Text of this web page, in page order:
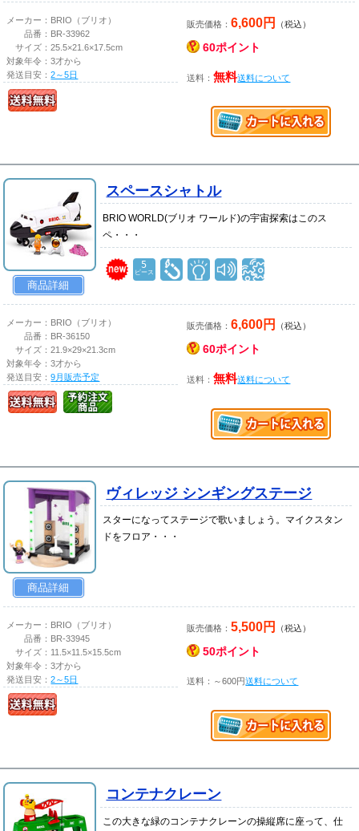
メーカー： BRIO（ブリオ）
品番： BR-33962
サイズ：25.5×21.6×17.5cm
対象年令：3才から
発送目安：2～5日
販売価格：6,600円 （税込）
60ポイント
送料：無料送料について
商品詳細
スペースシャトル
BRIO WORLD(ブリオ ワールド)の宇宙探索はこのス
ペ・・・
5
ピース
メーカー： BRIO（ブリオ）
品番： BR-36150
サイズ：21.9×29×21.3cm
対象年令：3才から
発送目安：9月販売予定
販売価格：6,600円 （税込）
60ポイント
送料：無料送料について
商品詳細
ヴィレッジ シンギングステージ
スターになってステージで歌いましょう。マイクスタン
ドをフロア・・・
メーカー： BRIO（ブリオ）
品番： BR-33945
サイズ： 11.5×11.5×15.5cm
対象年令：3才から
発送目安：2～5日
販売価格：5,500円 （税込）
50ポイント
送料：～600円送料について
コンテナクレーン
この大きな緑のコンテナクレーンの操縦席に座って、仕